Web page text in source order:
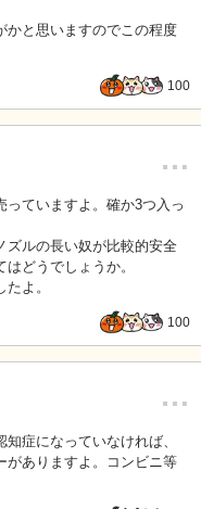
かと思いますのでこの程度
100
…
ていますよ。確か3つ入っ
ズルの長い奴が比較的安全
どうでしょうか。
よ。
100
…
症になっていなければ、
がありますよ。コンビニ等